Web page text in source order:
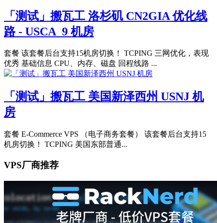
「测试」搬瓦工 洛杉矶 CN2GIA 优化线
路 - USCA_9 机房
套餐 该套餐后台支持15机房切换！ TCPING 三网优化，表现
优秀 基础信息 CPU、内存、磁盘 回程线路 ...
「测试」搬瓦工 美国新泽西州 USNJ 机
房
套餐 E-Commerce VPS （电子商务套餐） 该套餐后台支持15
机房切换！ TCPING 美国东部普通...
VPS厂商推荐